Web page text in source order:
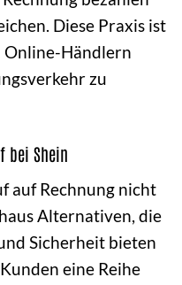
Diese Praxis ist
Händlern
zu
bei Shein
auf Rechnung nicht
Alternativen, die
Sicherheit bieten
eine Reihe